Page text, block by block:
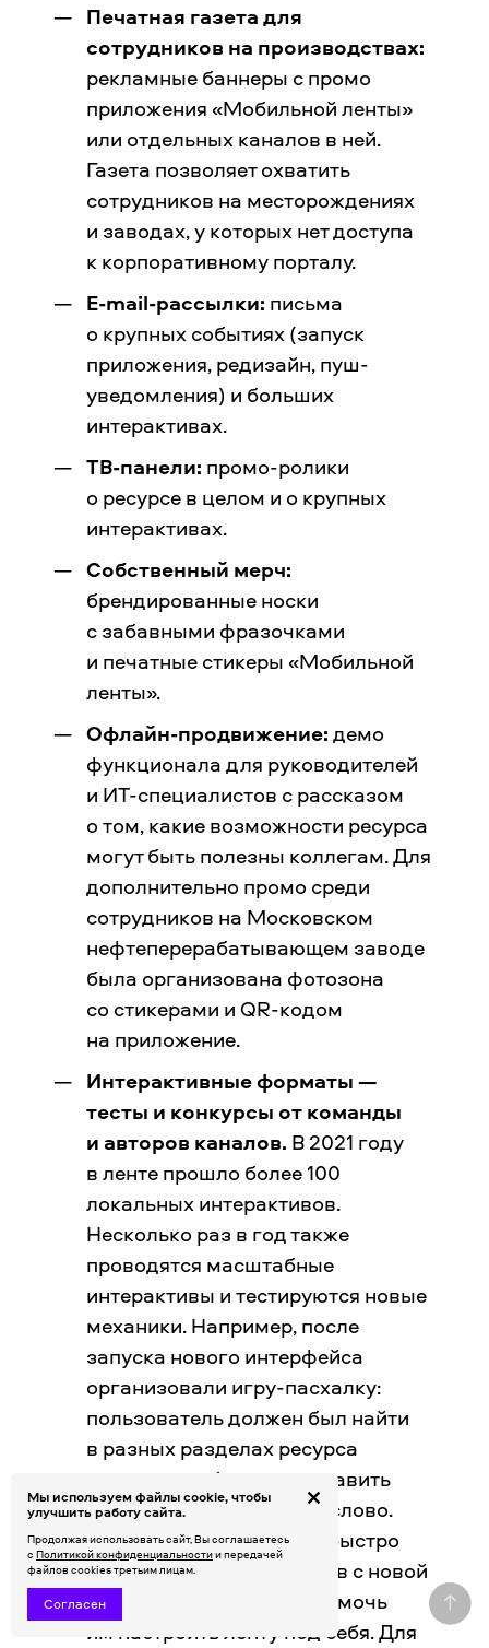
Печатная газета для
сотрудников на производствах:
рекламные баннеры с промо
приложения «Мобильной ленты»
или отдельных каналов в ней.
Газета позволяет охватить
сотрудников на месторождениях
и заводах, у которых нет доступа
к корпоративному порталу.
E-mail-рассылки: письма
о крупных событиях (запуск
приложения, редизайн, пуш-
уведомления) и больших
интерактивах.
ТВ-панели: промо-ролики
о ресурсе в целом и о крупных
интерактивах.
Собственный мерч:
брендированные носки
с забавными фразочками
и печатные стикеры «Мобильной
ленты».
Офлайн-продвижение:демо
функционала для руководителей
и ИТ-специалистов с рассказом
о том, какие возможности ресурса
могут быть полезны коллегам. Для
дополнительно промо среди
сотрудников на Московском
нефтеперерабатывающем заводе
была организована фотозона
со стикерами и QR-кодом
на приложение.
Интерактивные форматы—
тесты и конкурсы от команды
и авторов каналов. В 2021 году
в ленте прошло более 100
локальных интерактивов.
Несколько раз в год также
проводятся масштабные
интерактивы и тестируются новые
механики. Например, после
запуска нового интерфейса
организовали игру-пасхалку:
пользователь должен был найти
в разных разделах ресурса
спрятанные буквы и составить
из них загаданное нами слово.
Таким образом удалось быстро
познакомить сотрудников с новой
функциональностью и помочь
им настроить ленту под себя. Для
Мы используем файлы cookie, чтобы
улучшить работу сайта.
Продолжая использовать сайт, Вы соглашаетесь
с Политикой конфиденциальностии передачей
файлов cookies третьим лицам.
Согласен